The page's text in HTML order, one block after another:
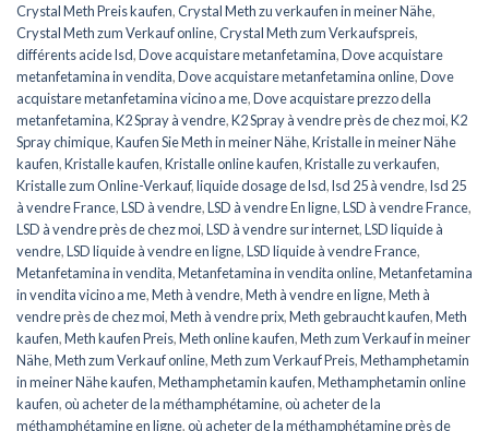
Crystal Meth Preis kaufen,Crystal Meth zu verkaufen in meiner Nähe,
Crystal Meth zum Verkauf online,Crystal Meth zum Verkaufspreis,
différents acide lsd,Dove acquistare metanfetamina,Dove acquistare
metanfetamina in vendita,Dove acquistare metanfetamina online,Dove
acquistare metanfetamina vicino a me,Dove acquistare prezzo della
metanfetamina,K2 Spray à vendre,K2 Spray à vendre près de chez moi,K2
Spray chimique,Kaufen Sie Meth in meiner Nähe,Kristalle in meiner Nähe
kaufen,Kristalle kaufen,Kristalle online kaufen,Kristalle zu verkaufen,
Kristalle zum Online-Verkauf,liquide dosage de lsd,lsd 25 à vendre,lsd 25
à vendre France,LSD à vendre,LSD à vendre En ligne,LSD à vendre France,
LSD à vendre près de chez moi,LSD à vendre sur internet,LSD liquide à
vendre,LSD liquide à vendre en ligne,LSD liquide à vendre France,
Metanfetamina in vendita,Metanfetamina in vendita online,Metanfetamina
in vendita vicino a me,Meth à vendre,Meth à vendre en ligne,Meth à
vendre près de chez moi,Meth à vendre prix,Meth gebraucht kaufen,Meth
kaufen,Meth kaufen Preis,Meth online kaufen,Meth zum Verkauf in meiner
Nähe,Meth zum Verkauf online,Meth zum Verkauf Preis,Methamphetamin
in meiner Nähe kaufen,Methamphetamin kaufen,Methamphetamin online
kaufen,où acheter de la méthamphétamine,où acheter de la
méthamphétamine en ligne,où acheter de la méthamphétamine près de